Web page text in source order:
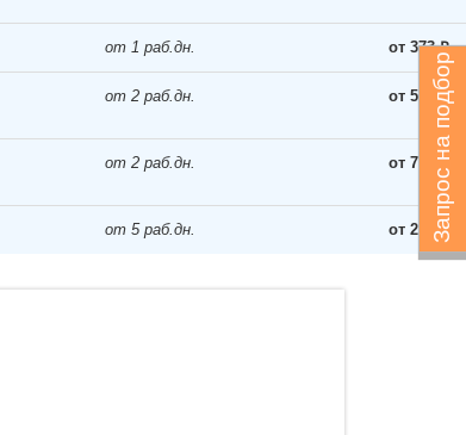
Запрос на подбор
от 1 раб.дн. от 373 ₽
от 2 раб.дн. от 577 ₽
от 2 раб.дн. от 767 ₽
от 5 раб.дн. от 2468 ₽